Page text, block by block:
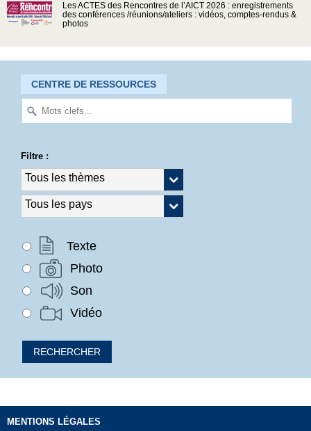
Les ACTES des Rencontres de l’AICT 2026 : enregistrements
des conférences /réunions/ateliers : vidéos, comptes-rendus &
photos
CENTRE DE RESSOURCES
Filtre :
Texte
Photo
Son
Vidéo
MENTIONS LÉGALES